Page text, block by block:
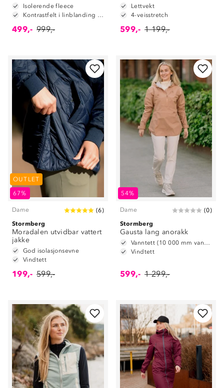
Isolerende fleece
Kontrastfelt i linblanding på albuene
499,- 999,-
Lettvekt
4-veisstretch
599,- 1 199,-
OUTLET
67%
Dame (6)
Stormberg
Moradalen utvidbar vattert
jakke
God isolasjonsevne
Vindtett
199,- 599,-
54%
Dame (0)
Stormberg
Gausta lang anorakk
Vanntett (10 000 mm vannsøyle)
Vindtett
599,- 1 299,-